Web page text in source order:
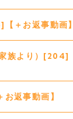
＋お返事動画】
族より）[204]
返事動画】